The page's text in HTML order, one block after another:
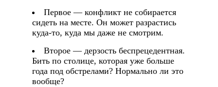
Первое — конфликт не собирается
сидеть на месте. Он может разрастись
куда-то, куда мы даже не смотрим.
Второе — дерзость беспрецедентная.
Бить по столице, которая уже больше
года под обстрелами? Нормально ли это
вообще?